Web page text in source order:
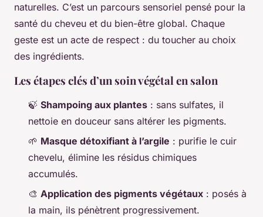
naturelles. C’est un parcours sensoriel pensé pour la
santé du cheveu et du bien-être global. Chaque
geste est un acte de respect : du toucher au choix
des ingrédients.
Les étapes clés d’un soin végétal en salon
🍃 Shampoing aux plantes : sans sulfates, il
nettoie en douceur sans altérer les pigments.
🌱 Masque détoxifiant à l’argile : purifie le cuir
chevelu, élimine les résidus chimiques
accumulés.
🎨 Application des pigments végétaux : posés à
la main, ils pénètrent progressivement.